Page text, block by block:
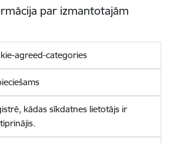
par izmantotajām
agreed-categories
kādas sīkdatnes lietotājs ir